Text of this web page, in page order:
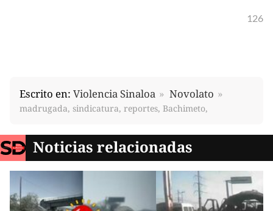
126
Escrito en: Violencia Sinaloa Novolato
madrugada, sindicatura, reportes, Bachimeto,
Noticias relacionadas